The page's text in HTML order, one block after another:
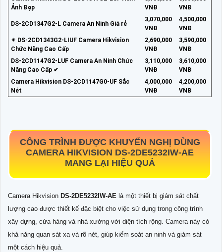
Ảnh Đẹp
VNĐ
VNĐ
DS-2CD1347G2-L Camera An Ninh Giá rẻ
3,070,000
VNĐ
4,500,000
VNĐ
✴ DS-2CD1343G2-LIUF Camera Hikvision
Chức Năng Cao Cấp
2,690,000
VNĐ
3,590,000
VNĐ
DS-2CD1147G2-LUF Camera An Ninh Chức
Năng Cao Cấp ✔
3,110,000
VNĐ
3,610,000
VNĐ
Camera Hikvision DS-2CD1147G0-UF Sắc
Nét
4,000,000
VNĐ
4,200,000
VNĐ
CÔNG TRÌNH ĐƯỢC KHUYẾN NGHỊ DÙNG
CAMERA HIKVISION DS-2DE5232IW-AE
MANG LẠI HIỆU QUẢ
Camera Hikvision DS-2DE5232IW-AE là một thiết bị giám sát chất
lượng cao được thiết kế đặc biệt cho việc sử dụng trong công trình
xây dựng, cửa hàng và nhà xưởng với diện tích rộng. Camera này có
khả năng quan sát xa và rõ nét, giúp kiểm soát an ninh và giám sát
một cách hiệu quả.